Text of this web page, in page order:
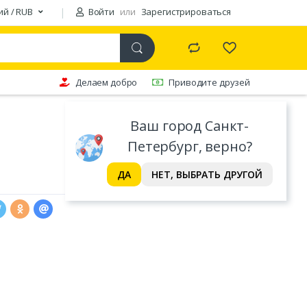
/ RUB Войти или Зарегистрироваться
Ваш город Санкт-
Петербург, верно?
ДА НЕТ, ВЫБРАТЬ ДРУГОЙ
Делаем добро Приводите друзей